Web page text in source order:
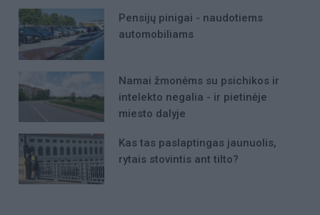
Pensijų pinigai - naudotiems
automobiliams
Namai žmonėms su psichikos ir
intelekto negalia - ir pietinėje
miesto dalyje
Kas tas paslaptingas jaunuolis,
rytais stovintis ant tilto?